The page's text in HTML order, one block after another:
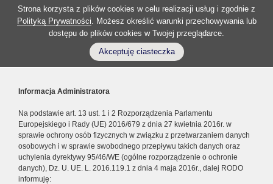
Strona korzysta z plików cookies w celu realizacji usług i zgodnie z
Polityką Prywatności. Możesz określić warunki przechowywania lub
dostępu do plików cookies w Twojej przeglądarce.
Akceptuję ciasteczka
Informacja Administratora
Na podstawie art. 13 ust. 1 i 2 Rozporządzenia Parlamentu
Europejskiego i Rady (UE) 2016/679 z dnia 27 kwietnia 2016r. w
sprawie ochrony osób fizycznych w związku z przetwarzaniem danych
osobowych i w sprawie swobodnego przepływu takich danych oraz
uchylenia dyrektywy 95/46/WE (ogólne rozporządzenie o ochronie
danych), Dz. U. UE. L. 2016.119.1 z dnia 4 maja 2016r., dalej RODO
informuję: